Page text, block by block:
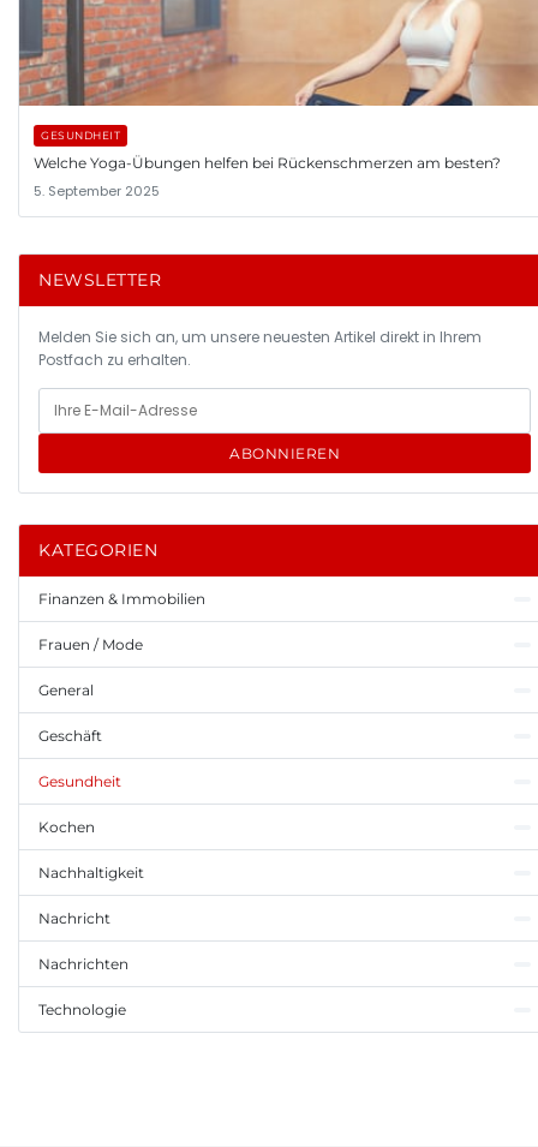
GESUNDHEIT
Welche Yoga-Übungen helfen bei Rückenschmerzen am besten?
5. September 2025
NEWSLETTER
Melden Sie sich an, um unsere neuesten Artikel direkt in Ihrem
Postfach zu erhalten.
ABONNIEREN
KATEGORIEN
Finanzen & Immobilien
Frauen / Mode
General
Geschäft
Gesundheit
Kochen
Nachhaltigkeit
Nachricht
Nachrichten
Technologie